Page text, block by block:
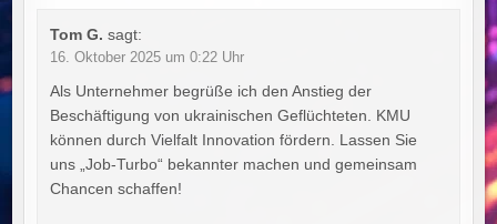
Tom G. sagt:
16. Oktober 2025 um 0:22 Uhr
Als Unternehmer begrüße ich den Anstieg der
Beschäftigung von ukrainischen Geflüchteten. KMU
können durch Vielfalt Innovation fördern. Lassen Sie
uns „Job-Turbo“ bekannter machen und gemeinsam
Chancen schaffen!